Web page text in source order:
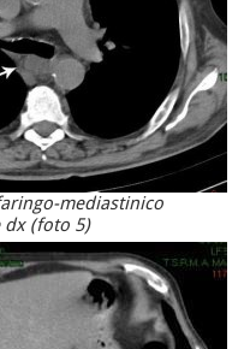
mediastinico
dx (foto 5)